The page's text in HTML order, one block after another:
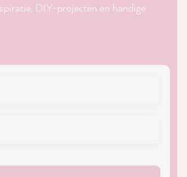
DIY-projecten en handige